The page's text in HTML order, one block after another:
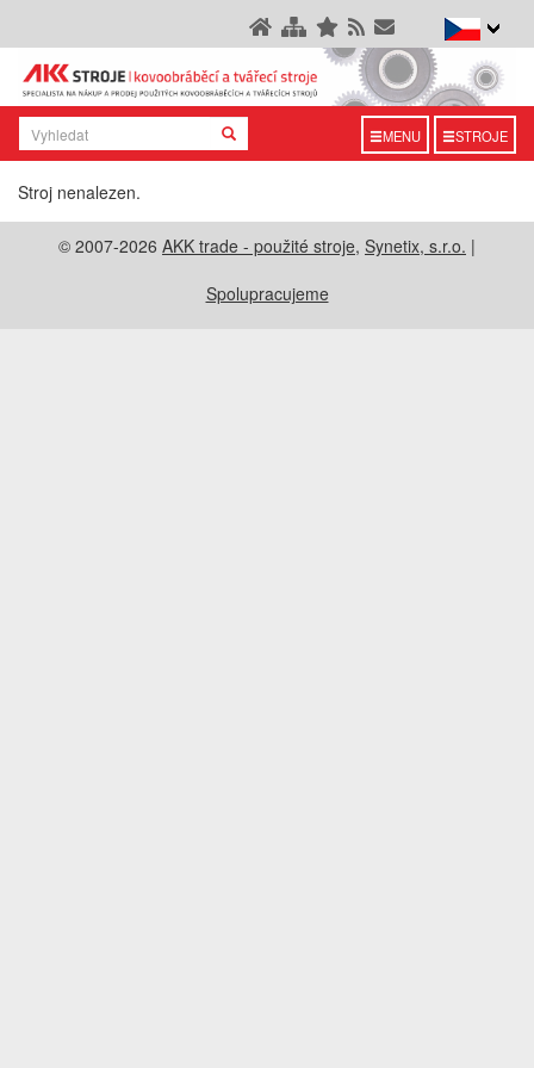
MENU STROJE
Stroj nenalezen.
© 2007-2026 AKK trade - použité stroje, Synetix, s.r.o. |
Spolupracujeme